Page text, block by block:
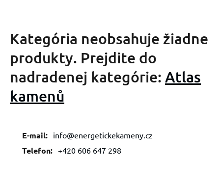
Kategória neobsahuje žiadne
produkty. Prejdite do
nadradenej kategórie: Atlas
kamenů
E-mail: info@energetickekameny.cz
Telefon: +420 606 647 298